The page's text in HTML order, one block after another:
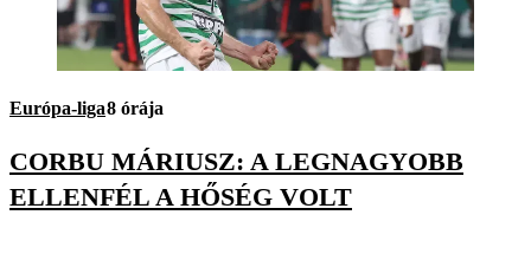
Európa-liga8 órája
CORBU MÁRIUSZ: A LEGNAGYOBB
ELLENFÉL A HŐSÉG VOLT